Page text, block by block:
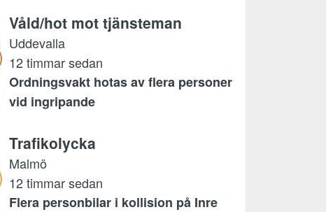
Våld/hot mot tjänsteman
Uddevalla
12 timmar sedan
Ordningsvakt hotas av flera personer
vid ingripande
Trafikolycka
Malmö
12 timmar sedan
Flera personbilar i kollision på Inre